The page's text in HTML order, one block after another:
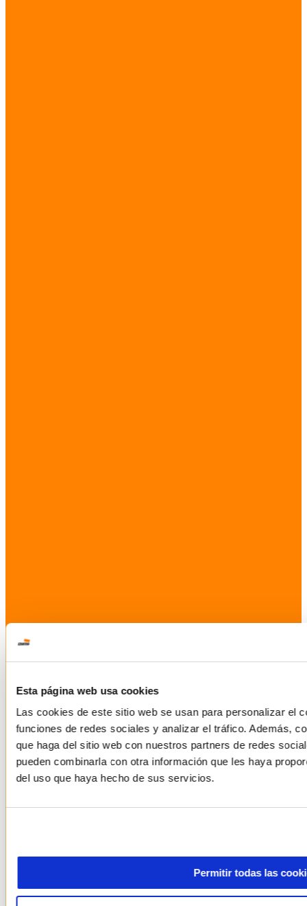
Esta página web usa cookies
Las cookies de este sitio web se usan para personalizar el
funciones de redes sociales y analizar el tráfico. Además,
que haga del sitio web con nuestros partners de redes
pueden combinarla con otra información que les haya
del uso que haya hecho de sus servicios.
Permitir todas las